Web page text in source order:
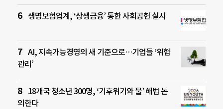
생명보험업계, ‘상생금융’ 통한 사회공헌 실시
AI, 지속가능경영의 새 기준으로…기업들 ‘위험
관리’
18개국 청소년 300명, ‘기후위기와 물’ 해법 논
의한다